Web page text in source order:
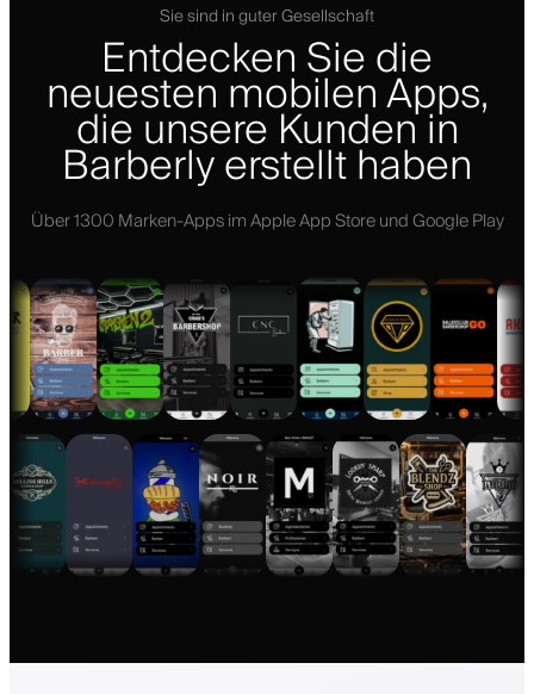
Sie sind in guter Gesellschaft
Entdecken Sie die
neuesten mobilen Apps,
die unsere Kunden in
Barberly erstellt haben
Über 1300 Marken-Apps im Apple App Store und Google Play